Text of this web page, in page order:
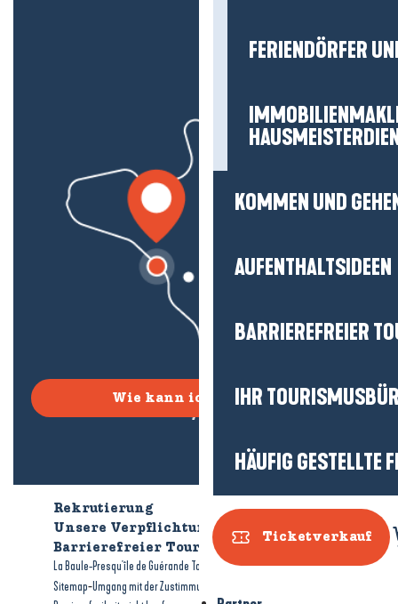
FERIENDÖRFER
KOMMEN UND
AUFENTHALTSIDEEN
BARRIEREFREIER
IHR
HÄUFIG GESTELLTE
Ticketverkauf
Wie kann ich kommen?
Rekrutierung
Wer sind wir?
Unsere Verpflichtungen
Barrierefreier Tourismus
La Baule-Presqu'île de Guérande Tourismus-Rechtliche Hinweise-
Sitemap-Umgang mit der Zustimmung